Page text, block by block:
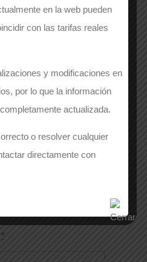
*
en la web pueden
con las tarifas reales
y modificaciones en
por lo que la información
actualizada.
o resolver cualquier
directamente con